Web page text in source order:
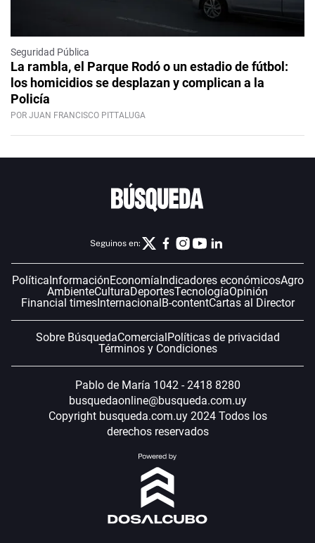
Seguridad Pública
La rambla, el Parque Rodó o un estadio de fútbol:
los homicidios se desplazan y complican a la
Policía
POR JUAN FRANCISCO PITTALUGA
Seguinos en:
Política InformaciónEconomía Indicadores económicosAgro
AmbienteCulturaDeportesTecnologíaOpinión
Financial timesInternacional B-contentCartas al Director
Sobre BúsquedaComercial Políticas de privacidad
Términos y Condiciones
Pablo de María 1042 - 2418 8280
busquedaonline@busqueda.com.uy
Copyright busqueda.com.uy 2024 Todos los
derechos reservados